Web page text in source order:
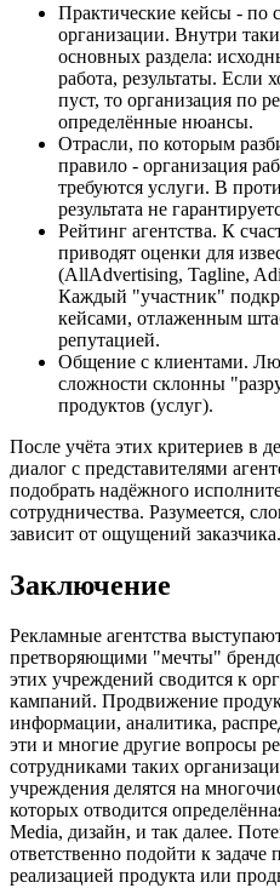
Практические кейсы - по
организации. Внутри
основных раздела:
работа, результаты. Если
пуст, то организация по
определённые нюансы.
Отрасли, по которым
правило - организация
требуются услуги. В
результата не
Рейтинг агентства. К
приводят оценки для
(AllAdvertising, Tagline,
Каждый "участник"
кейсами, отлаженным
репутацией.
Общение с клиентами.
сложности склонны
продуктов (услуг).
После учёта этих критериев в
диалог с представителями
подобрать надёжного
сотрудничества. Разумеется,
зависит от ощущений заказчика.
Заключение
Рекламные агентства
претворяющими "мечты"
этих учреждений сводится к
кампаний. Продвижение
информации, аналитика,
эти и многие другие вопросы
сотрудниками таких
учреждения делятся на
которых отводится
Media, дизайн, и так далее.
ответственно подойти к задаче
реализацией продукта или